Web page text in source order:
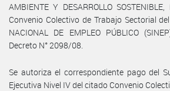
AMBIENTE Y DESARROLLO
Convenio Colectivo de Trabajo Sectorial
NACIONAL DE EMPLEO PÚBLICO
Decreto N° 2098/08.
Se autoriza el correspondiente pago del
Ejecutiva Nivel IV del citado Convenio